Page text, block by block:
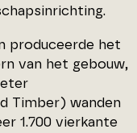
produceerde het
van het gebouw,
Timber) wanden
1.700 vierkante